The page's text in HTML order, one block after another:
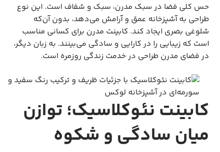
حس کلی فضا در سبک مدرن، سبک و شفاف است. این نوع
طراحی به آشپزخانه عمق و آرامش می‌دهد، بدون آن‌که
شلوغی بصری ایجاد کند. کابینت مدرن برای کسانی مناسب
است که زیبایی را در کارایی و سادگی می‌بینند. به زبان دیگر،
در فضای مدرن طراحی در خدمت زندگی روزمره است.
کابینت نئوکلاسیک؛ توازن
میان سادگی و شکوه